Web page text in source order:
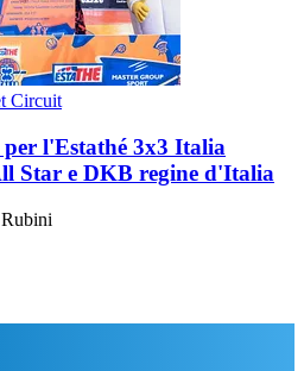
Circuit
l'Estathé 3x3 Italia
Star e DKB regine d'Italia